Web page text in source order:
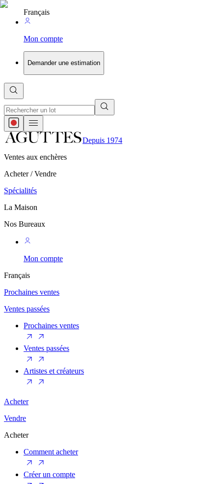
Français
Mon compte
Demander une estimation
Depuis 1974
Ventes aux enchères
Acheter / Vendre
Spécialités
La Maison
Nos Bureaux
Mon compte
Français
Prochaines ventes
Ventes passées
Prochaines ventes
Ventes passées
Artistes et créateurs
Acheter
Vendre
Acheter
Comment acheter
Créer un compte